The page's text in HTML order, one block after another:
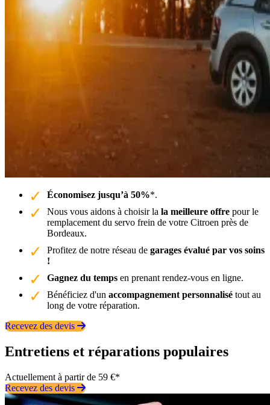
Économisez jusqu’à 50%*.
Nous vous aidons à choisir la la meilleure offre pour le
remplacement du servo frein de votre Citroen près de
Bordeaux.
Profitez de notre réseau de garages évalué par vos soins
!
Gagnez du temps en prenant rendez-vous en ligne.
Bénéficiez d'un accompagnement personnalisé tout au
long de votre réparation.
Recevez des devis
Entretiens et réparations populaires
Actuellement à partir de 59 €*
Recevez des devis